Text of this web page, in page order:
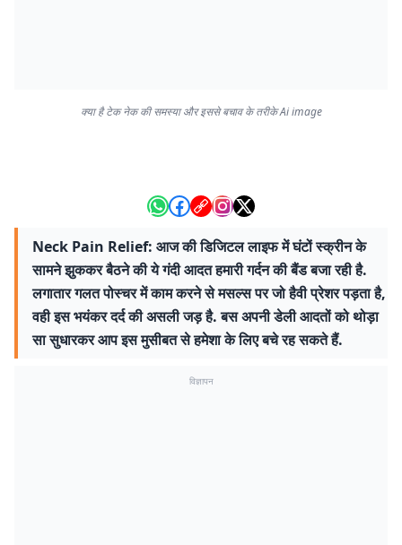
क्या है टेक नेक की समस्या और इससे बचाव के तरीके Ai image
Neck Pain Relief: आज की डिजिटल लाइफ में घंटों स्क्रीन के
सामने झुककर बैठने की ये गंदी आदत हमारी गर्दन की बैंड बजा रही है.
लगातार गलत पोस्चर में काम करने से मसल्स पर जो हैवी प्रेशर पड़ता है,
वही इस भयंकर दर्द की असली जड़ है. बस अपनी डेली आदतों को थोड़ा
सा सुधारकर आप इस मुसीबत से हमेशा के लिए बचे रह सकते हैं.
विज्ञापन